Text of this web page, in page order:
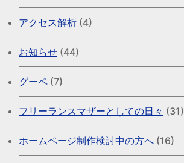
アクセス解析 (4)
お知らせ (44)
グーペ (7)
フリーランスマザーとしての日々 (31)
ホームページ制作検討中の方へ (16)